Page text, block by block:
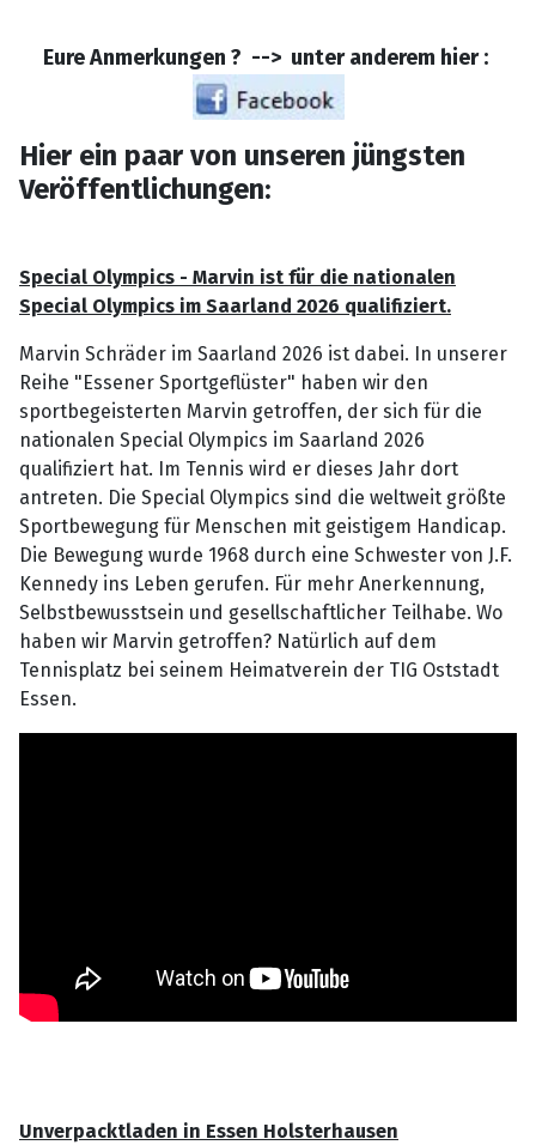
Eure Anmerkungen ? --> unter anderem hier :
Hier ein paar von unseren jüngsten
Veröffentlichungen:
Special Olympics - Marvin ist für die nationalen
Special Olympics im Saarland 2026 qualifiziert.
Marvin Schräder im Saarland 2026 ist dabei. In unserer
Reihe "Essener Sportgeflüster" haben wir den
sportbegeisterten Marvin getroffen, der sich für die
nationalen Special Olympics im Saarland 2026
qualifiziert hat. Im Tennis wird er dieses Jahr dort
antreten. Die Special Olympics sind die weltweit größte
Sportbewegung für Menschen mit geistigem Handicap.
Die Bewegung wurde 1968 durch eine Schwester von J.F.
Kennedy ins Leben gerufen. Für mehr Anerkennung,
Selbstbewusstsein und gesellschaftlicher Teilhabe. Wo
haben wir Marvin getroffen? Natürlich auf dem
Tennisplatz bei seinem Heimatverein der TIG Oststadt
Essen.
Unverpacktladen in Essen Holsterhausen